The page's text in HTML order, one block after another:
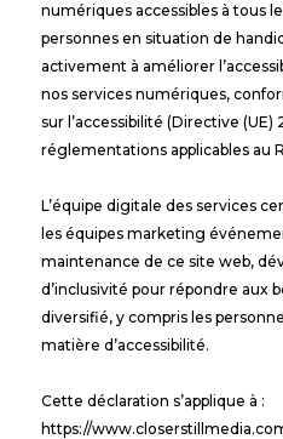
numériques accessibles à tous
personnes en situation de
activement à améliorer
nos services numériques,
sur l’accessibilité (Directive (UE)
réglementations applicables au
L’équipe digitale des services
les équipes marketing
maintenance de ce site web,
d’inclusivité pour répondre aux
diversifié, y compris les
matière d’accessibilité.
Cette déclaration s’applique à :
https://